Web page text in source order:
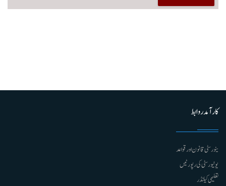
کارآمد روابط
ینورسٹی قانون اور قواعد
یونیورسٹی کی رپورٹیں
تعلیمی کیلنڈر